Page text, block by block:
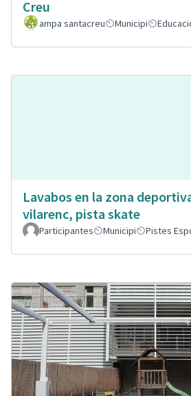
Creu
ampa santacreu Municipi
Lavabos en la zona
vilarenc, pista skate
Participantes Municipi Pistes